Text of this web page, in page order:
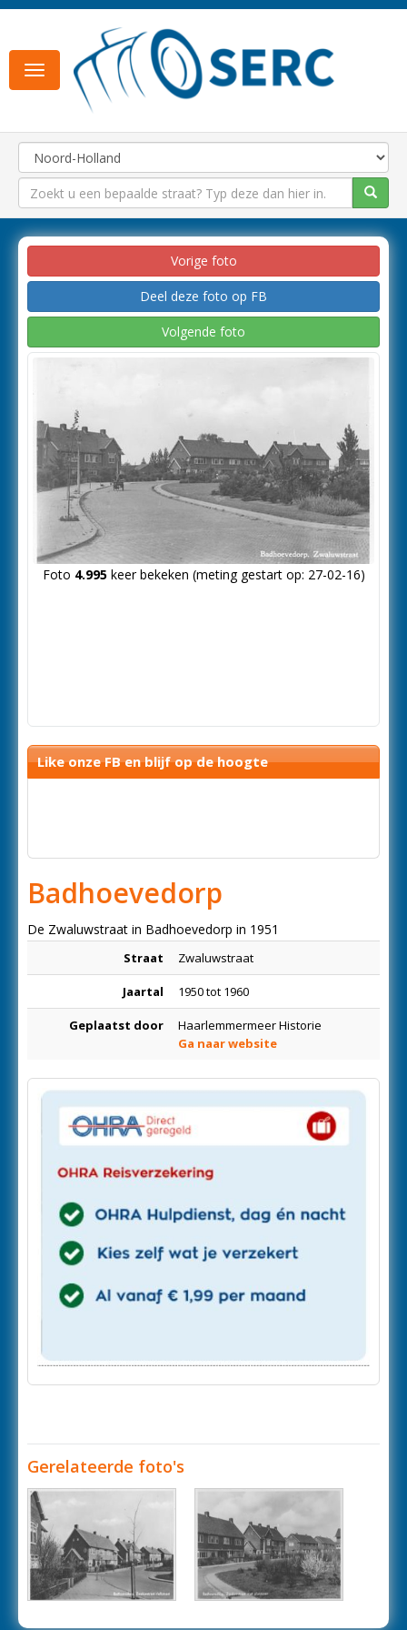
Toggle
navigation
Vorige foto
Deel deze foto op FB
Volgende foto
Foto 4.995keer bekeken (meting gestart op: 27-02-16)
Like onze FB en blijf op de hoogte
Badhoevedorp
De Zwaluwstraat in Badhoevedorp in 1951
Straat Zwaluwstraat
Jaartal 1950 tot 1960
Geplaatst door
Haarlemmermeer Historie
Ga naar website
Gerelateerde foto's